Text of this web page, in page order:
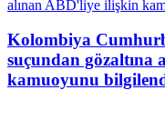
Kolombiya
suçundan gözaltına
kamuoyunu